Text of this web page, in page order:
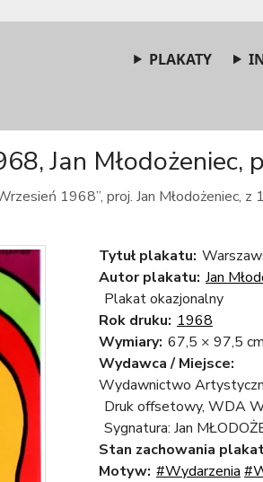
PLAKATY
Jan Młodożeniec,
1968”, proj. Jan Młodożeniec, z
Tytuł plakatu:
Autor plakatu: Jan
Plakat okazjonalny
Rok druku: 1968
Wymiary: 67,5 × 97,5 cm
Wydawca / Miejsce:
Wydawnictwo
Druk offsetowy, WDA
Sygnatura: Jan
Stan zachowania
Motyw: #Wydarzenia